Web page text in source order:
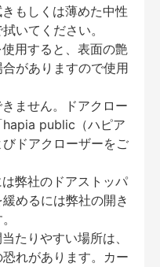
もしくは薄めた中性
いてください。
用すると、表面の艶
がありますので使用
ません。ドアクロー
hapia public（ハピア
ドアクローザーをご
弊社のドアストッパ
めるには弊社の開き
たりやすい場所は、
れがあります。カー